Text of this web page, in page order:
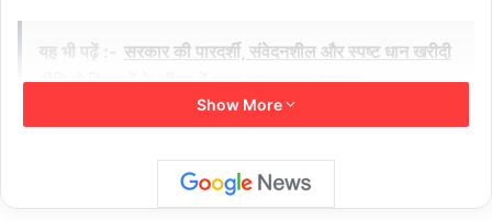
यह भी पढ़ें :-
सरकार की पारदर्शी, संवेदनशील और स्पष्ट धान खरीदी
नीति से किसानों के जीवन में आया सकारात्मक बदलाव….
Show More